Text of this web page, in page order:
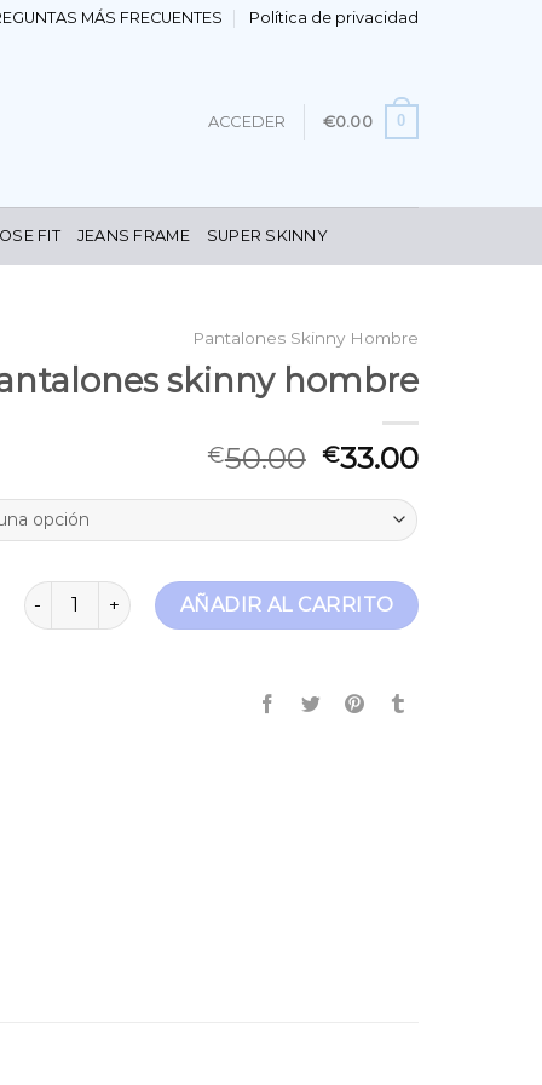
MÁS FRECUENTES Política de privacidad
ACCEDER €0.00 0
FIT JEANS FRAME SUPER SKINNY
Pantalones Skinny Hombre
skinny hombre
€50.00 €33.00
pantalones skinny hombre cantidad
AÑADIR AL CARRITO